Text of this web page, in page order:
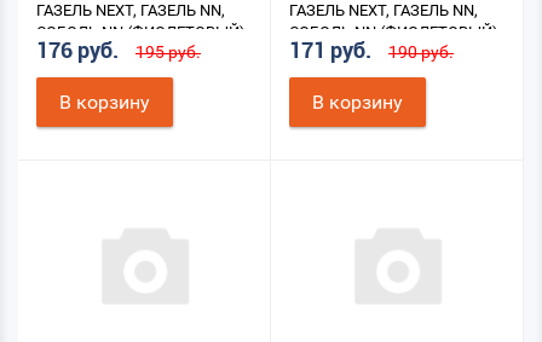
ГАЗЕЛЬ NEXT, ГАЗЕЛЬ NN,
СОБОЛЬ NN (ФИОЛЕТОВЫЙ)
ВЕРХ.
176 руб. 195 руб.
В корзину
ГАЗЕЛЬ NEXT, ГАЗЕЛЬ NN,
СОБОЛЬ NN (ФИОЛЕТОВЫЙ)
НИЖН.
171 руб. 190 руб.
В корзину